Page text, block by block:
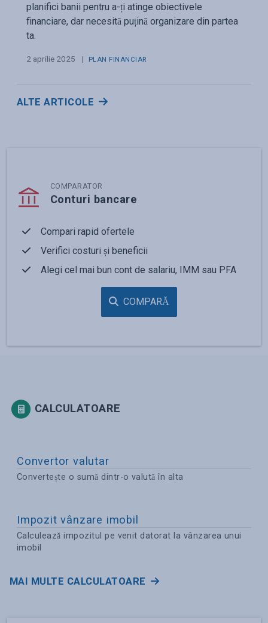
planifici banii pentru a-ți atinge obiectivele
financiare, dar necesită puțină organizare din partea
ta.
2 aprilie 2025 | PLAN FINANCIAR
ALTE ARTICOLE
COMPARATOR
Conturi bancare
Compari rapid ofertele
Verifici costuri și beneficii
Alegi cel mai bun cont de salariu, IMM sau PFA
COMPARĂ
CALCULATOARE
Convertor valutar
Convertește o sumă dintr-o valută în alta
Impozit vânzare imobil
Calculează impozitul pe venit datorat la vânzarea unui
imobil
MAI MULTE CALCULATOARE